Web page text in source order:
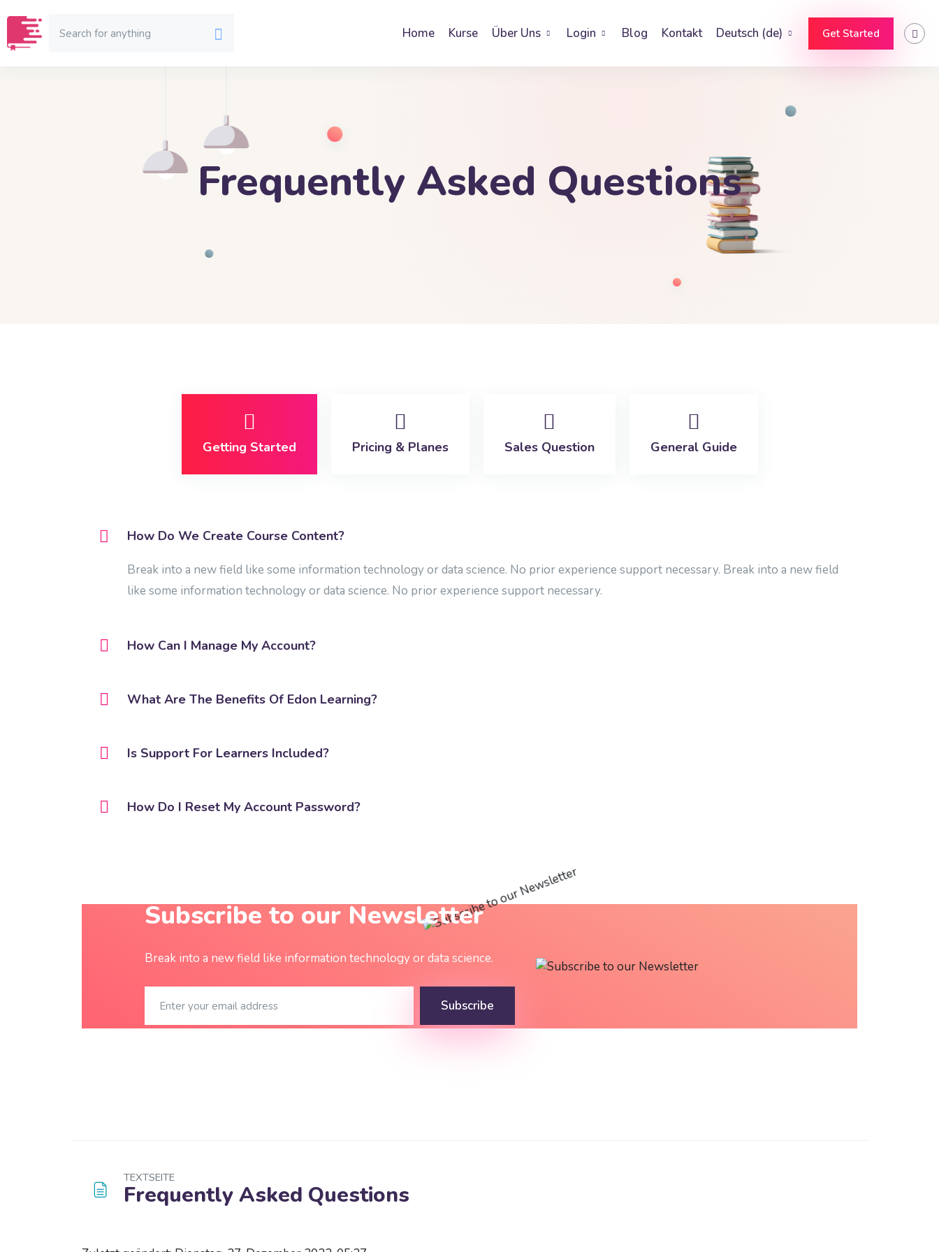
Home Kurse Über Uns Login Blog Kontakt Deutsch ‎(de)‎ Get Started
Frequently Asked Questions
Getting Started Pricing & Planes Sales Question General Guide
How Do We Create Course Content?
Break into a new field like some information technology or data science. No prior experience support necessary. Break into a new field
like some information technology or data science. No prior experience support necessary.
How Can I Manage My Account?
What Are The Benefits Of Edon Learning?
Is Support For Learners Included?
How Do I Reset My Account Password?
[Edly] Newsletter überspringenSubscribe to ourNewsletter
Break into a new field like information technology or data science.
Subscribe
TEXTSEITE
Frequently Asked Questions